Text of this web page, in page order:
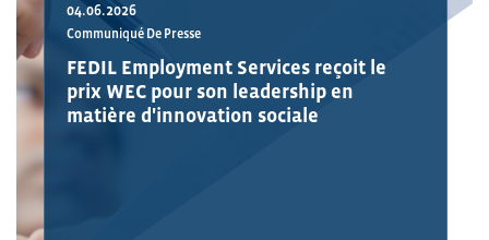
04.06.2026
Communiqué De Presse
FEDIL Employment Services reçoit le
prix WEC pour son leadership en
matière d'innovation sociale